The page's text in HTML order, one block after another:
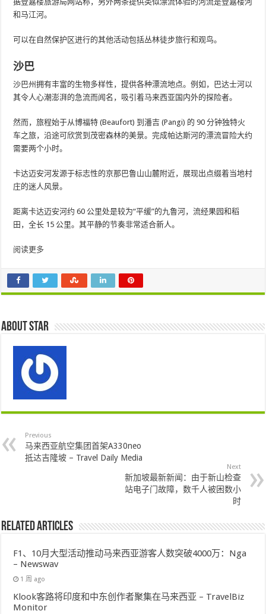
和马江河。
可以在自然保护区进行的其他活动包括丛林徒步旅行和观鸟。
沙巴
沙巴州拥有丰富的生物多样性，提供各种漂流地点。例如，巴达士河以
其令人心潮澎湃的急流而闻名，吸引着马来西亚国内外的探险者。
然而，旅程始于从博福特 (Beaufort) 到潘吉 (Pangi) 的 90 分钟独特火
车之旅，沿途可欣赏到茂密森林的美景。完成帕达斯河的漂流冒险大约
需要两个小时。
卡达迈安河发源于标志性的京那巴鲁山山麓附近，展现出点缀着当地村
庄的迷人风景。
距离卡达迈安河约 60 公里处是较为“平缓”的九鲁河，流经果园和稻
田，全长 15 公里。其平静的节奏非常适合新人。
阅读更多
About star
Previous
马来西亚航空集团首架A330neo
抵达吉隆坡 – Travel Daily Media
Next
新加坡最新新闻：由于新山检查
站电子门故障，数千人被困数小
时
Related Articles
F1、10月大型活动推动马来西亚游客人数突破4000万：Nga
– Newswav
1 周 ago
Klook客路将印度和中东创作者聚集在马来西亚 – TravelBiz
Monitor